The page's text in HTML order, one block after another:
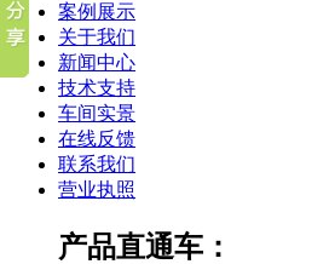
案例展示
关于我们
新闻中心
技术支持
车间实景
在线反馈
联系我们
营业执照
产品直通车：